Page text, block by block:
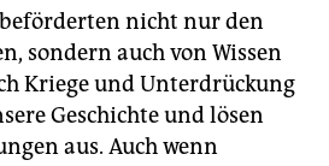
beförderten nicht nur den
sondern auch von Wissen
Kriege und Unterdrückung
Geschichte und lösen
aus. Auch wenn